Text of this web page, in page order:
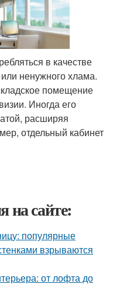
в качестве
ненужного хлама.
помещение
Иногда его
расширяя
отдельный кабинет
на сайте:
популярные
взрываются
от лофта до